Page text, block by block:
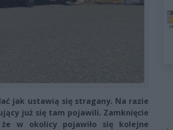
jak ustawią się stragany. Na razie
już się tam pojawili. Zamknięcie
że w okolicy pojawiło się kolejne